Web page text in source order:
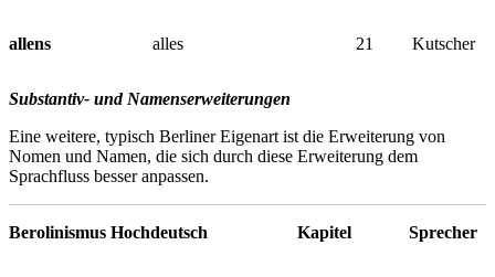
allens alles 21 Kutscher
Substantiv- und Namenserweiterungen
Eine weitere, typisch Berliner Eigenart ist die Erweiterung von
Nomen und Namen, die sich durch diese Erweiterung dem
Sprachfluss besser anpassen.
Berolinismus Hochdeutsch Kapitel Sprecher